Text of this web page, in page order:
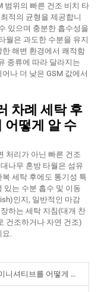
범위의 빠른 건조 비치 타
적의 균형을 제공합니
있으며 충분한 흡수성을
월은 과도한 수분을 유지
해변 환경에서 쾌적함
종류에 따라 달라지는
나 더 낮은 GSM 값에서
차례 세탁 후
어떻게 알 수
처리가 아닌 빠른 건조
나무 혼방 타월은 섬유
세탁 후에도 통기성 특
있는 수분 흡수 및 이동
인지, 일반적인 마감
하는 세탁 지침(대개 찬
건조하거나 자연 건조)
요.
를 어떻게 지원하나요?